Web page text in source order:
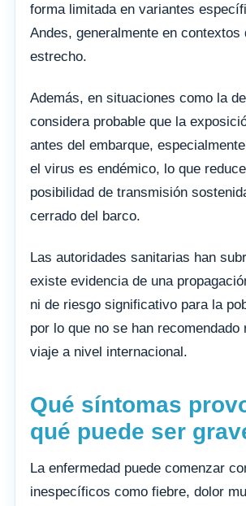
forma limitada en variantes
Andes, generalmente en contextos
estrecho.
Además, en situaciones como la
considera probable que la
antes del embarque,
el virus es endémico, lo que
posibilidad de transmisión
cerrado del barco.
Las autoridades sanitarias han
existe evidencia de una
ni de riesgo significativo para la
por lo que no se han
viaje a nivel internacional.
Qué síntomas
qué puede ser
La enfermedad puede comenzar
inespecíficos como fiebre, dolor